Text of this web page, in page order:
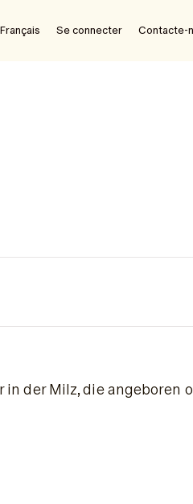
Français Se connecter Contacte-
der Milz, die